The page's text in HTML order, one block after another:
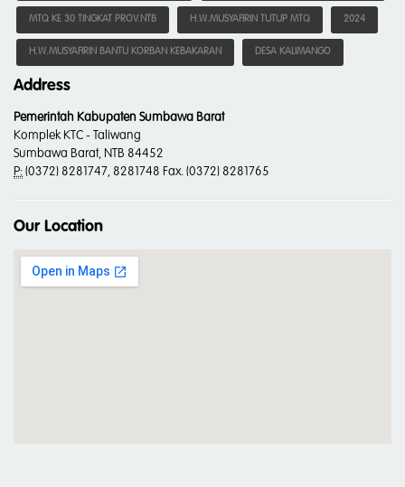
MTQ KE 30 TINGKAT PROV.NTB H.W.MUSYAFIRIN TUTUP MTQ 2024
H.W.MUSYAFIRIN BANTU KORBAN KEBAKARAN DESA KALIMANGO
Address
Pemerintah Kabupaten Sumbawa Barat
Komplek KTC - Taliwang
Sumbawa Barat, NTB 84452
P: (0372) 8281747, 8281748 Fax. (0372) 8281765
Our Location